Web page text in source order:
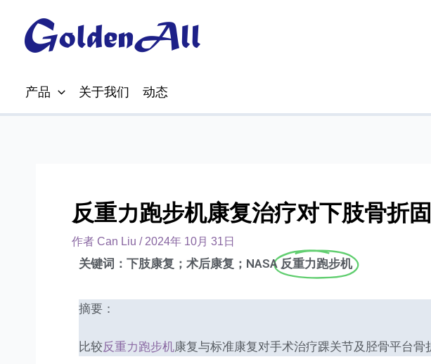
产品 关于我们 动态
反重力跑步机康复治疗对下肢骨折
作者 Can Liu / 2024年 10月 31日
关键词：下肢康复；术后康复；NASA 反重力跑步机
摘要：
比较反重力跑步机康复与标准康复对手术治疗踝关节及胫骨平台骨